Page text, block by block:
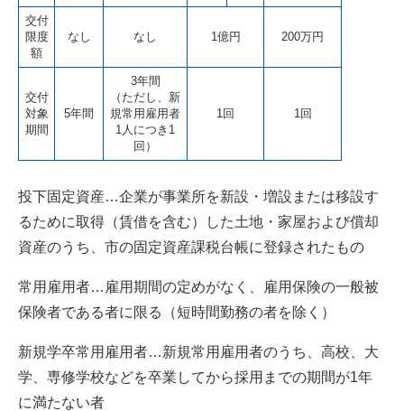
交付
限度
額
なし なし 1億円 200万円
交付
対象
期間
5年間
3年間
（ただし、新
規常用雇用者
1人につき1
回）
1回 1回
投下固定資産…企業が事業所を新設・増設または移設す
るために取得（賃借を含む）した土地・家屋および償却
資産のうち、市の固定資産課税台帳に登録されたもの
常用雇用者…雇用期間の定めがなく、雇用保険の一般被
保険者である者に限る（短時間勤務の者を除く）
新規学卒常用雇用者…新規常用雇用者のうち、高校、大
学、専修学校などを卒業してから採用までの期間が1年
に満たない者